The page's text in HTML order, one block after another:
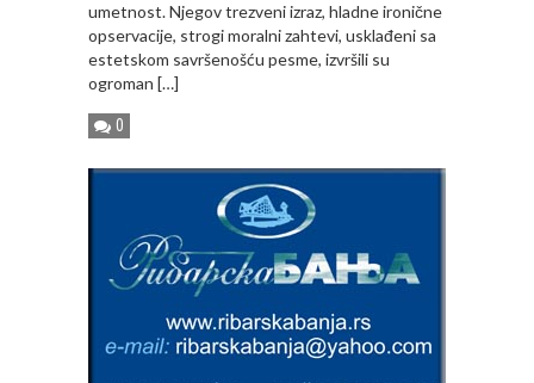
umetnost. Njegov trezveni izraz, hladne ironične
opservacije, strogi moralni zahtevi, usklađeni sa
estetskom savršenošću pesme, izvršili su
ogroman […]
0